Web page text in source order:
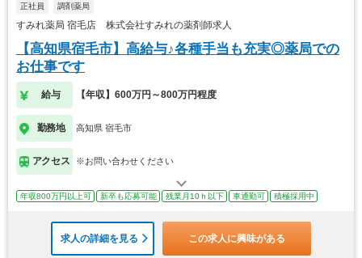
正社員 調剤薬局
すみれ薬局 宿毛店 株式会社すみれの薬剤師求人
【高知県宿毛市】高給与♪各種手当も充実◎薬局での
お仕事です
給与 【年収】600万円～800万円程度
勤務地 高知県 宿毛市
アクセス ※お問い合わせください
年収800万円以上可 新卒も応募可能 残業月10ｈ以下 車通勤可 積極採用中
求人の詳細を見る この求人に興味がある